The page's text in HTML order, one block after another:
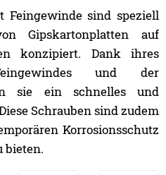
Feingewinde sind speziell
Gipskartonplatten auf
konzipiert. Dank ihres
und der
sie ein schnelles und
Schrauben sind zudem
Korrosionsschutz
bieten.